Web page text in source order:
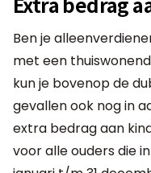
Ben je
met een
kun je bovenop de
gevallen ook nog in
extra bedrag aan
voor alle ouders die